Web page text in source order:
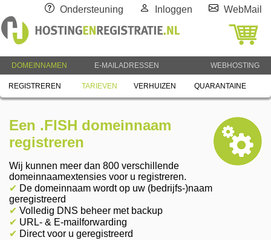
Ondersteuning Inloggen WebMail
DOMEINNAMEN E-MAILADRESSEN WEBHOSTING
REGISTREREN TARIEVEN VERHUIZEN QUARANTAINE
Een .FISH domeinnaam
registreren
Wij kunnen meer dan 800 verschillende
domeinnaamextensies voor u registreren.
✔ De domeinnaam wordt op uw (bedrijfs-)naam
geregistreerd
✔ Volledig DNS beheer met backup
✔ URL- & E-mailforwarding
✔ Direct voor u geregistreerd